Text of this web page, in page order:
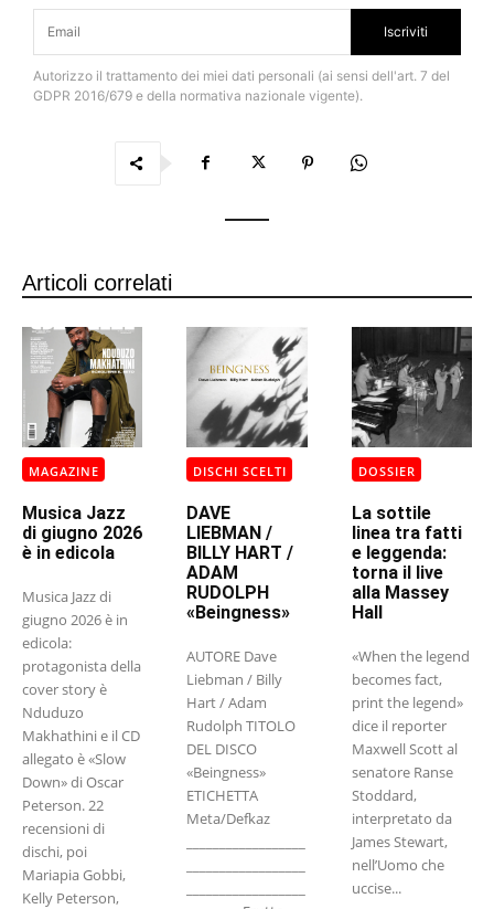
Iscriviti
Autorizzo il trattamento dei miei dati personali (ai sensi dell'art. 7 del
GDPR 2016/679 e della normativa nazionale vigente).
Articoli correlati
MAGAZINE
Musica Jazz
di giugno 2026
è in edicola
Musica Jazz di
giugno 2026 è in
edicola:
protagonista della
cover story è
Nduduzo
Makhathini e il CD
allegato è «Slow
Down» di Oscar
Peterson. 22
recensioni di
dischi, poi
Mariapia Gobbi,
Kelly Peterson,
DISCHI SCELTI
DAVE
LIEBMAN /
BILLY HART /
ADAM
RUDOLPH
«Beingness»
AUTORE Dave
Liebman / Billy
Hart / Adam
Rudolph TITOLO
DEL DISCO
«Beingness»
ETICHETTA
Meta/Defkaz
DOSSIER
La sottile
linea tra fatti
e leggenda:
torna il live
alla Massey
Hall
«When the legend
becomes fact,
print the legend»
dice il reporter
Maxwell Scott al
senatore Ranse
Stoddard,
interpretato da
James Stewart,
nell’Uomo che
uccise...